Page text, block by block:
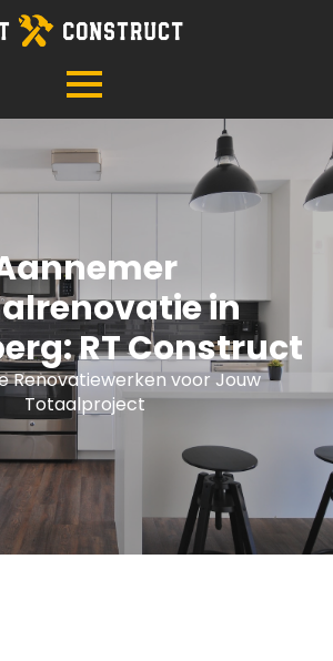
in
RT Construct
Renovatiewerken voor Jouw
Totaalproject